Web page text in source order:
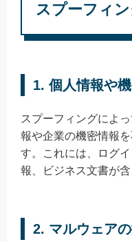
スプーフィ
1. 個人情報や
スプーフィングによ
報や企業の機密情報
す。これには、ログ
報、ビジネス文書が含
2. マルウェア